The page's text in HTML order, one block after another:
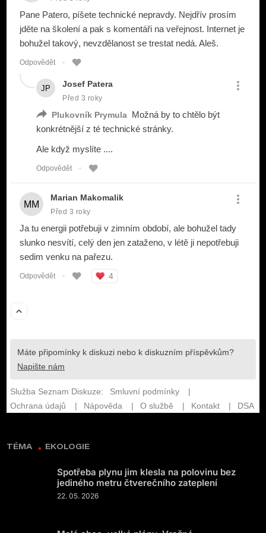
TÉMA EKOLOGIE
Spotřeba plynu jim klesla na polovinu bez
jediného metru čtverečního zateplení
22. 05. 2026